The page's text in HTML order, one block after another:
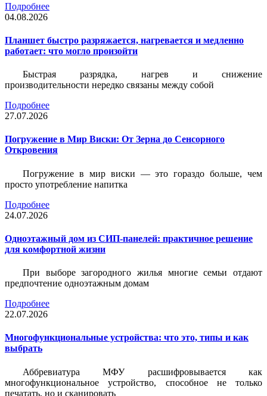
Подробнее
04.08.2026
Планшет быстро разряжается, нагревается и медленно
работает: что могло произойти
Быстрая разрядка, нагрев и снижение
производительности нередко связаны между собой
Подробнее
27.07.2026
Погружение в Мир Виски: От Зерна до Сенсорного
Откровения
Погружение в мир виски — это гораздо больше, чем
просто употребление напитка
Подробнее
24.07.2026
Одноэтажный дом из СИП-панелей: практичное решение
для комфортной жизни
При выборе загородного жилья многие семьи отдают
предпочтение одноэтажным домам
Подробнее
22.07.2026
Многофункциональные устройства: что это, типы и как
выбрать
Аббревиатура МФУ расшифровывается как
многофункциональное устройство, способное не только
печатать, но и сканировать